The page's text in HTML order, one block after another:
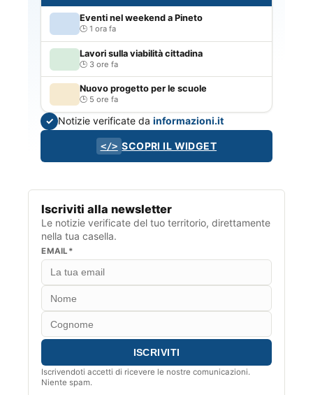
Eventi nel weekend a Pineto
1 ora fa
Lavori sulla viabilità cittadina
3 ore fa
Nuovo progetto per le scuole
5 ore fa
✓ Notizie verificate dainformazioni.it
</> SCOPRI IL WIDGET
Iscriviti alla newsletter
Le notizie verificate del tuo territorio, direttamente
nella tua casella.
EMAIL*
Iscrivendoti accetti di ricevere le nostre comunicazioni.
Niente spam.